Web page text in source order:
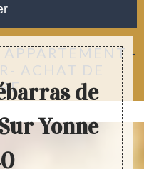
-
ACHAT DE
de
Yonne